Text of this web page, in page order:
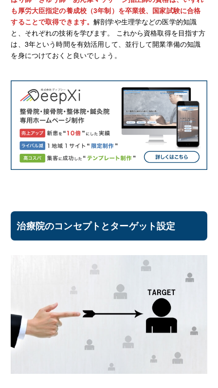
も厚労大臣指定の養成校（3年制）を卒業後、国家試験に合格
することで取得できます。解剖学や生理学などの医学的知識
と、それぞれの技術を学びます。 これから資格取得を目指す方
は、3年という時間を有効活用して、並行して開業準備の知識
を身につけておくと良いでしょう。
治療院のコンセプトとターゲット設定